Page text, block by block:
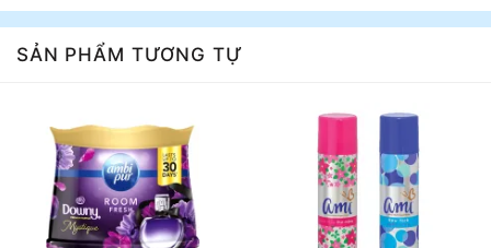
SẢN PHẨM TƯƠNG TỰ